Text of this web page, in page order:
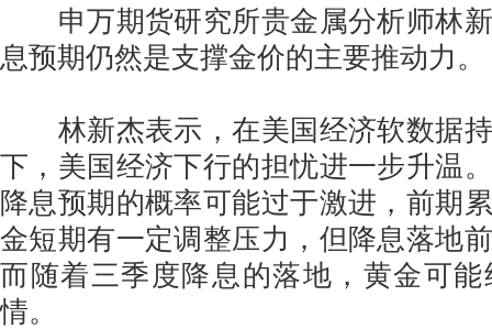
申万期货研究所贵金属分析师林新
息预期仍然是支撑金价的主要推动力。
林新杰表示，在美国经济软数据持
下，美国经济下行的担忧进一步升温
降息预期的概率可能过于激进，前期
金短期有一定调整压力，但降息落地
而随着三季度降息的落地，黄金可
情。